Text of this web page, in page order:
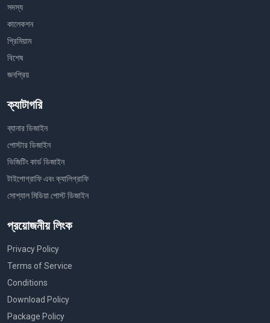
সদস্য
কালেকশন
প্রিমিয়াম
বিশেষ
জনপ্রিয়
ক্যাটাগরি
ব্যানার ডিজাইন
পোস্টার ডিজাইন
ভিজিটিং কার্ড ডিজাইন
টাইপোগ্রাফি এবং ক্যালিগ্রাফি
সোশ্যাল মিডিয়া পোস্ট ডিজাইন
প্রয়োজনীয় লিংক
Privacy Policy
Terms of Service
Conditions
Download Policy
Package Policy